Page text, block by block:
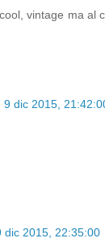
vintage ma al
9 dic 2015,
dic 2015, 22:35:00